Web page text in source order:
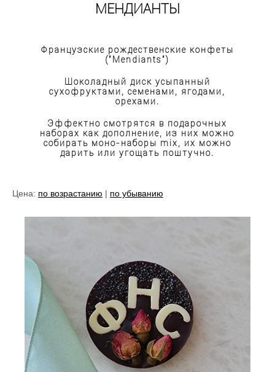
МЕНДИАНТЫ
Французские рождественские конфеты
("Mendiants")
Шоколадный диск усыпанный
сухофруктами, семенами, ягодами,
орехами.
Эффектно смотрятся в подарочных
наборах как дополнение, из них можно
собирать моно-наборы mix, их можно
дарить или угощать поштучно.
Цена: по возрастанию | по убыванию